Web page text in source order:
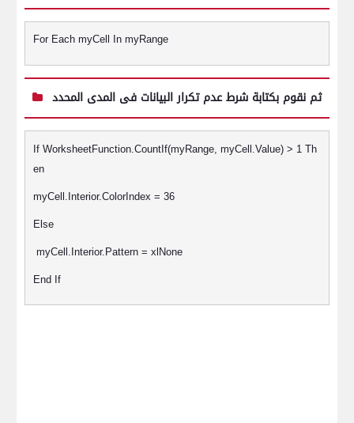
For Each myCell In myRange
ثم نقوم بكتابة شرط عدم تكرار البيانات فى المدى المحدد
If WorksheetFunction.CountIf(myRange, myCell.Value) > 1 Th
en
myCell.Interior.ColorIndex = 36
Else
myCell.Interior.Pattern = xlNone
End If